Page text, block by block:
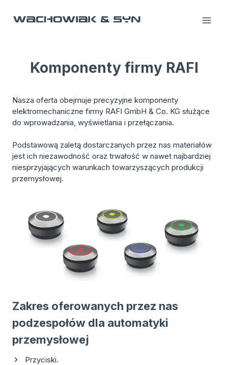
Komponenty firmy RAFI
Nasza oferta obejmuje precyzyjne komponenty
elektromechaniczne firmy RAFI GmbH & Co. KG służące
do wprowadzania, wyświetlania i przełączania.
Podstawową zaletą dostarczanych przez nas materiałów
jest ich niezawodność oraz trwałość w nawet najbardziej
niesprzyjających warunkach towarzyszących produkcji
przemysłowej.
Zakres oferowanych przez nas
podzespołów dla automatyki
przemysłowej
Przyciski.